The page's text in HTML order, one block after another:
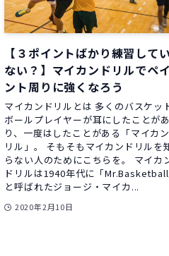
【３ポイントばかり練習してい
ない？】マイカンドリルでペイ
ント周りに強くなろう
マイカンドリルとは 多くのバスケッ
ボールプレイヤーが耳にしたことがあ
り、一度はしたことがある「マイカ
リル」。 そもそもマイカンドリルを
らない人のためにこちらを。 マイカ
ドリルは1940年代に「Mr.Basketball
と呼ばれたジョージ・マイカ...
2020年2月10日